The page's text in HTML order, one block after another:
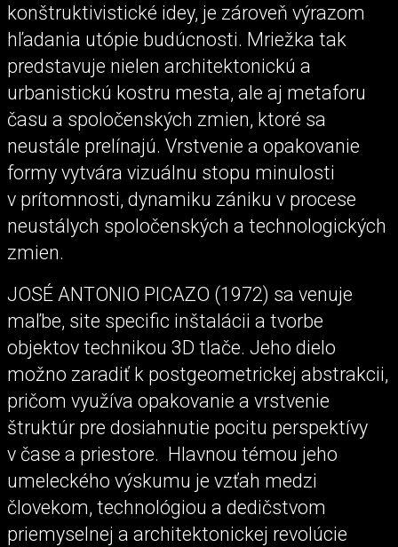
konštruktivistické idey, je zároveň výrazom
hľadania utópie budúcnosti. Mriežka tak
predstavuje nielen architektonickú a
urbanistickú kostru mesta, ale aj metaforu
času a spoločenských zmien, ktoré sa
neustále prelínajú. Vrstvenie a opakovanie
formy vytvára vizuálnu stopu minulosti
v prítomnosti, dynamiku zániku v procese
neustálych spoločenských a technologických
zmien.
JOSÉ ANTONIO PICAZO (1972) sa venuje
maľbe, site specific inštalácii a tvorbe
objektov technikou 3D tlače. Jeho dielo
možno zaradiť k postgeometrickej abstrakcii,
pričom využíva opakovanie a vrstvenie
štruktúr pre dosiahnutie pocitu perspektívy
v čase a priestore. Hlavnou témou jeho
umeleckého výskumu je vzťah medzi
človekom, technológiou a dedičstvom
priemyselnej a architektonickej revolúcie